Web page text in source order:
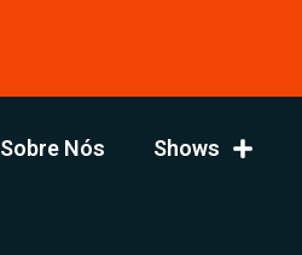
Sobre Nós Shows